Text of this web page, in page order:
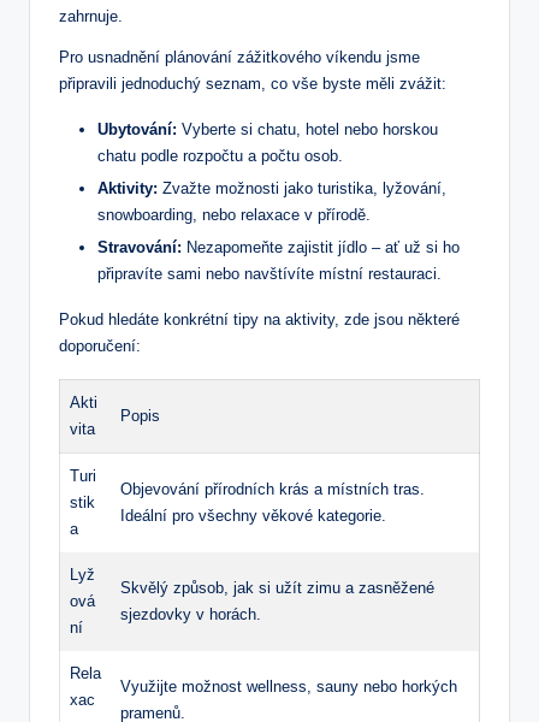
zahrnuje.
Pro usnadnění plánování zážitkového víkendu jsme
připravili jednoduchý seznam, co vše byste měli zvážit:
Ubytování: Vyberte si chatu, hotel nebo horskou
chatu podle rozpočtu a počtu osob.
Aktivity: Zvažte možnosti jako turistika, lyžování,
snowboarding, nebo relaxace v přírodě.
Stravování: Nezapomeňte zajistit jídlo – ať už si ho
připravíte sami nebo navštívíte místní restauraci.
Pokud hledáte konkrétní tipy na aktivity, zde jsou některé
doporučení:
Akti
vita
Popis
Turi
stik
a
Objevování přírodních krás a místních tras.
Ideální pro všechny věkové kategorie.
Lyž
ová
ní
Skvělý způsob, jak si užít zimu a zasněžené
sjezdovky v horách.
Rela
xac
Využijte možnost wellness, sauny nebo horkých
pramenů.